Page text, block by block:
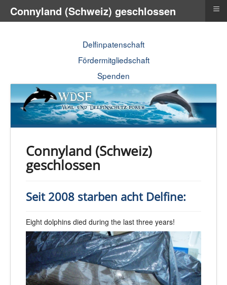
Delfinpatenschaft
Fördermitgliedschaft
Spenden
Connyland (Schweiz)
geschlossen
Seit 2008 starben acht Delfine:
Eight dolphins died during the last three years!
Connyland (Schweiz) geschlossen ≡